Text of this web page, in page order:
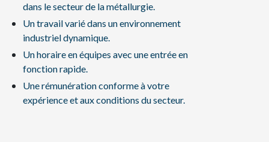
dans le secteur de la métallurgie.
Un travail varié dans un environnement
industriel dynamique.
Un horaire en équipes avec une entrée en
fonction rapide.
Une rémunération conforme à votre
expérience et aux conditions du secteur.